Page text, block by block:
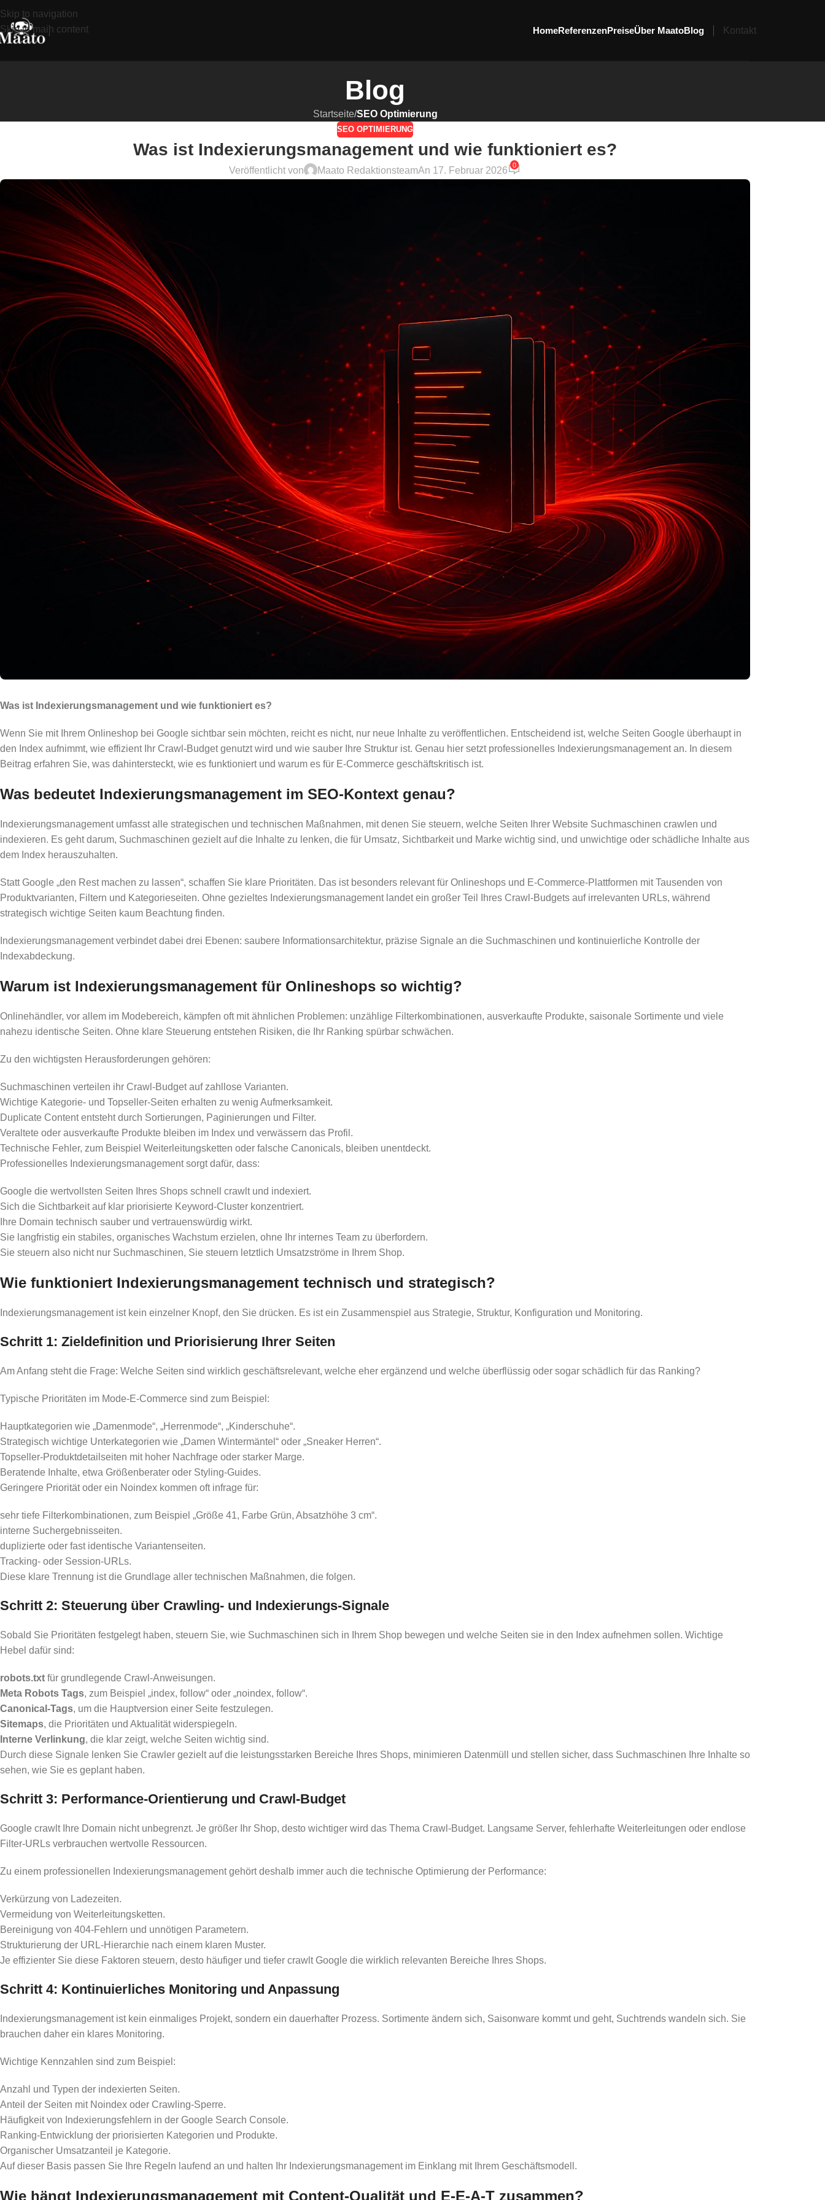
Skip to navigation
Skip to main content
HomeReferenzenPreiseÜber MaatoBlog Kontakt
Blog
Startseite/SEO Optimierung
SEO OPTIMIERUNG
Was ist Indexierungsmanagement und wie funktioniert es?
Veröffentlicht von Maato RedaktionsteamAn 17. Februar 2026
0
Was ist Indexierungsmanagement und wie funktioniert es?
Wenn Sie mit Ihrem Onlineshop bei Google sichtbar sein möchten, reicht es nicht, nur neue Inhalte zu veröffentlichen. Entscheidend ist, welche Seiten Google überhaupt in
den Index aufnimmt, wie effizient Ihr Crawl-Budget genutzt wird und wie sauber Ihre Struktur ist. Genau hier setzt professionelles Indexierungsmanagement an. In diesem
Beitrag erfahren Sie, was dahintersteckt, wie es funktioniert und warum es für E‑Commerce geschäftskritisch ist.
Was bedeutet Indexierungsmanagement im SEO-Kontext genau?
Indexierungsmanagement umfasst alle strategischen und technischen Maßnahmen, mit denen Sie steuern, welche Seiten Ihrer Website Suchmaschinen crawlen und
indexieren. Es geht darum, Suchmaschinen gezielt auf die Inhalte zu lenken, die für Umsatz, Sichtbarkeit und Marke wichtig sind, und unwichtige oder schädliche Inhalte aus
dem Index herauszuhalten.
Statt Google „den Rest machen zu lassen“, schaffen Sie klare Prioritäten. Das ist besonders relevant für Onlineshops und E‑Commerce-Plattformen mit Tausenden von
Produktvarianten, Filtern und Kategorieseiten. Ohne gezieltes Indexierungsmanagement landet ein großer Teil Ihres Crawl-Budgets auf irrelevanten URLs, während
strategisch wichtige Seiten kaum Beachtung finden.
Indexierungsmanagement verbindet dabei drei Ebenen: saubere Informationsarchitektur, präzise Signale an die Suchmaschinen und kontinuierliche Kontrolle der
Indexabdeckung.
Warum ist Indexierungsmanagement für Onlineshops so wichtig?
Onlinehändler, vor allem im Modebereich, kämpfen oft mit ähnlichen Problemen: unzählige Filterkombinationen, ausverkaufte Produkte, saisonale Sortimente und viele
nahezu identische Seiten. Ohne klare Steuerung entstehen Risiken, die Ihr Ranking spürbar schwächen.
Zu den wichtigsten Herausforderungen gehören:
Suchmaschinen verteilen ihr Crawl-Budget auf zahllose Varianten.
Wichtige Kategorie- und Topseller-Seiten erhalten zu wenig Aufmerksamkeit.
Duplicate Content entsteht durch Sortierungen, Paginierungen und Filter.
Veraltete oder ausverkaufte Produkte bleiben im Index und verwässern das Profil.
Technische Fehler, zum Beispiel Weiterleitungsketten oder falsche Canonicals, bleiben unentdeckt.
Professionelles Indexierungsmanagement sorgt dafür, dass:
Google die wertvollsten Seiten Ihres Shops schnell crawlt und indexiert.
Sich die Sichtbarkeit auf klar priorisierte Keyword-Cluster konzentriert.
Ihre Domain technisch sauber und vertrauenswürdig wirkt.
Sie langfristig ein stabiles, organisches Wachstum erzielen, ohne Ihr internes Team zu überfordern.
Sie steuern also nicht nur Suchmaschinen, Sie steuern letztlich Umsatzströme in Ihrem Shop.
Wie funktioniert Indexierungsmanagement technisch und strategisch?
Indexierungsmanagement ist kein einzelner Knopf, den Sie drücken. Es ist ein Zusammenspiel aus Strategie, Struktur, Konfiguration und Monitoring.
Schritt 1: Zieldefinition und Priorisierung Ihrer Seiten
Am Anfang steht die Frage: Welche Seiten sind wirklich geschäftsrelevant, welche eher ergänzend und welche überflüssig oder sogar schädlich für das Ranking?
Typische Prioritäten im Mode-E‑Commerce sind zum Beispiel:
Hauptkategorien wie „Damenmode“, „Herrenmode“, „Kinderschuhe“.
Strategisch wichtige Unterkategorien wie „Damen Wintermäntel“ oder „Sneaker Herren“.
Topseller-Produktdetailseiten mit hoher Nachfrage oder starker Marge.
Beratende Inhalte, etwa Größenberater oder Styling-Guides.
Geringere Priorität oder ein Noindex kommen oft infrage für:
sehr tiefe Filterkombinationen, zum Beispiel „Größe 41, Farbe Grün, Absatzhöhe 3 cm“.
interne Suchergebnisseiten.
duplizierte oder fast identische Variantenseiten.
Tracking- oder Session-URLs.
Diese klare Trennung ist die Grundlage aller technischen Maßnahmen, die folgen.
Schritt 2: Steuerung über Crawling- und Indexierungs-Signale
Sobald Sie Prioritäten festgelegt haben, steuern Sie, wie Suchmaschinen sich in Ihrem Shop bewegen und welche Seiten sie in den Index aufnehmen sollen. Wichtige
Hebel dafür sind:
robots.txt für grundlegende Crawl-Anweisungen.
Meta Robots Tags, zum Beispiel „index, follow“ oder „noindex, follow“.
Canonical-Tags, um die Hauptversion einer Seite festzulegen.
Sitemaps, die Prioritäten und Aktualität widerspiegeln.
Interne Verlinkung, die klar zeigt, welche Seiten wichtig sind.
Durch diese Signale lenken Sie Crawler gezielt auf die leistungsstarken Bereiche Ihres Shops, minimieren Datenmüll und stellen sicher, dass Suchmaschinen Ihre Inhalte so
sehen, wie Sie es geplant haben.
Schritt 3: Performance-Orientierung und Crawl-Budget
Google crawlt Ihre Domain nicht unbegrenzt. Je größer Ihr Shop, desto wichtiger wird das Thema Crawl-Budget. Langsame Server, fehlerhafte Weiterleitungen oder endlose
Filter-URLs verbrauchen wertvolle Ressourcen.
Zu einem professionellen Indexierungsmanagement gehört deshalb immer auch die technische Optimierung der Performance:
Verkürzung von Ladezeiten.
Vermeidung von Weiterleitungsketten.
Bereinigung von 404-Fehlern und unnötigen Parametern.
Strukturierung der URL-Hierarchie nach einem klaren Muster.
Je effizienter Sie diese Faktoren steuern, desto häufiger und tiefer crawlt Google die wirklich relevanten Bereiche Ihres Shops.
Schritt 4: Kontinuierliches Monitoring und Anpassung
Indexierungsmanagement ist kein einmaliges Projekt, sondern ein dauerhafter Prozess. Sortimente ändern sich, Saisonware kommt und geht, Suchtrends wandeln sich. Sie
brauchen daher ein klares Monitoring.
Wichtige Kennzahlen sind zum Beispiel:
Anzahl und Typen der indexierten Seiten.
Anteil der Seiten mit Noindex oder Crawling-Sperre.
Häufigkeit von Indexierungsfehlern in der Google Search Console.
Ranking-Entwicklung der priorisierten Kategorien und Produkte.
Organischer Umsatzanteil je Kategorie.
Auf dieser Basis passen Sie Ihre Regeln laufend an und halten Ihr Indexierungsmanagement im Einklang mit Ihrem Geschäftsmodell.
Wie hängt Indexierungsmanagement mit Content-Qualität und E‑E‑A‑T zusammen?